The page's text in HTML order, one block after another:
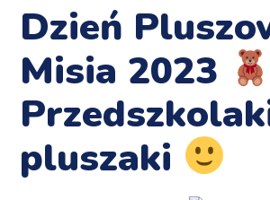
Dzień
Misia 2023
pluszaki